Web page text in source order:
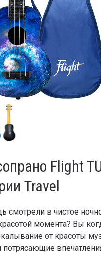
Flight
Travel
смотрели в чистое
момента? Вы
от красоты
потрясающие